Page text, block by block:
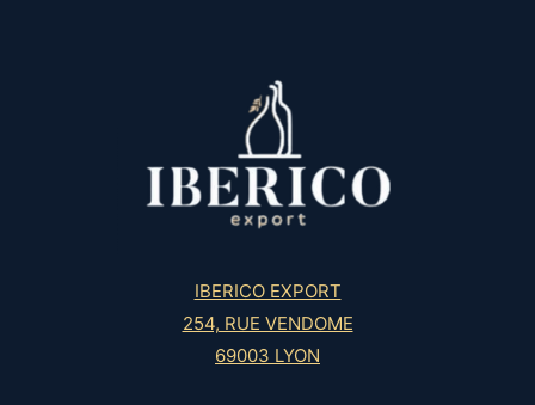
IBERICO EXPORT
254, RUE VENDOME
69003 LYON